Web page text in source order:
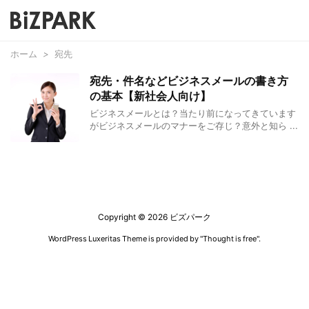
ホーム > 宛先
宛先・件名などビジネスメールの書き方
の基本【新社会人向け】
ビジネスメールとは？当たり前になってきています
がビジネスメールのマナーをご存じ？意外と知ら ...
Copyright © 2026 ビズパーク
WordPress Luxeritas Theme is provided by "Thought is free".